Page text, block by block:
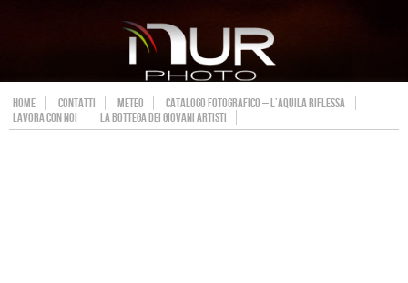
HOME CONTATTI METEO
CATALOGO FOTOGRAFICO – L’AQUILA RIFLESSA
LAVORA CON NOI
LA BOTTEGA DEI GIOVANI ARTISTI